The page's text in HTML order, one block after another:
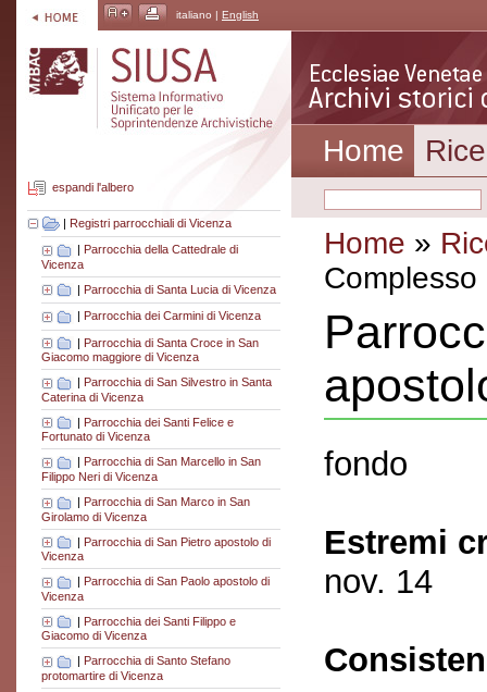
italiano | English
espandi l'albero
| Registri parrocchiali di Vicenza
| Parrocchia della Cattedrale di
Vicenza
| Parrocchia di Santa Lucia di Vicenza
Parrocchia dei Carmini di Vicenza
| Parrocchia di Santa Croce in San
Giacomo maggiore di Vicenza
Parrocchia di San Silvestro in Santa
Caterina di Vicenza
| Parrocchia dei Santi Felice e
Fortunato di Vicenza
Parrocchia di San Marcello in San
Filippo Neri di Vicenza
| Parrocchia di San Marco in San
Girolamo di Vicenza
| Parrocchia di San Pietro apostolo di
Vicenza
| Parrocchia di San Paolo apostolo di
Vicenza
| Parrocchia dei Santi Filippo e
Giacomo di Vicenza
| Parrocchia di Santo Stefano
protomartire di Vicenza
Home
Home »
fondo
Estremi
nov. 14